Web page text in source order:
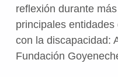
reflexión durante
principales
con la discapacidad:
Fundación